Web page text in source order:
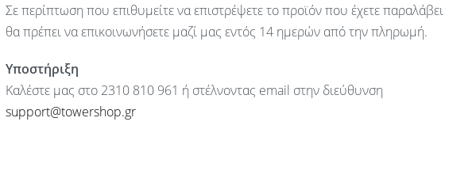
Σε περίπτωση που επιθυμείτε να επιστρέψετε το προϊόν που έχετε παραλάβει
θα πρέπει να επικοινωνήσετε μαζί μας εντός 14 ημερών από την πληρωμή.
Υποστήριξη
Καλέστε μας στο 2310 810 961 ή στέλνοντας email στην διεύθυνση
support@towershop.gr